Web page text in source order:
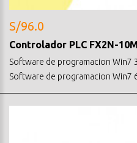
S/96.0
Controlador PLC FX2N-
Software de programacion Win7
Software de programacion Win7